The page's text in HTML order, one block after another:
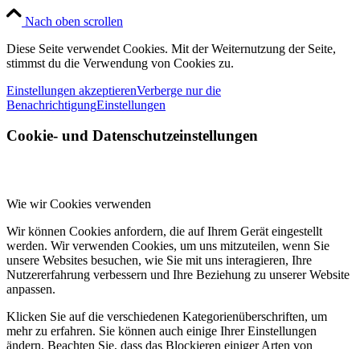
Nach oben scrollen
Diese Seite verwendet Cookies. Mit der Weiternutzung der Seite,
stimmst du die Verwendung von Cookies zu.
Einstellungen akzeptierenVerberge nur die
BenachrichtigungEinstellungen
Cookie- und Datenschutzeinstellungen
Wie wir Cookies verwenden
Wir können Cookies anfordern, die auf Ihrem Gerät eingestellt
werden. Wir verwenden Cookies, um uns mitzuteilen, wenn Sie
unsere Websites besuchen, wie Sie mit uns interagieren, Ihre
Nutzererfahrung verbessern und Ihre Beziehung zu unserer Website
anpassen.
Klicken Sie auf die verschiedenen Kategorienüberschriften, um
mehr zu erfahren. Sie können auch einige Ihrer Einstellungen
ändern. Beachten Sie, dass das Blockieren einiger Arten von